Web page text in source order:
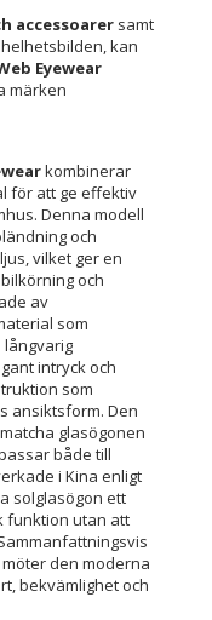
accessoarer samt
kan
Eyewear
märken
kombinerar
för att ge effektiv
Denna modell
och
vilket ger en
och
av
som
intryck och
som
ansiktsform. Den
glasögonen
både till
i Kina enligt
solglasögon ett
funktion utan att
den moderna
bekvämlighet och